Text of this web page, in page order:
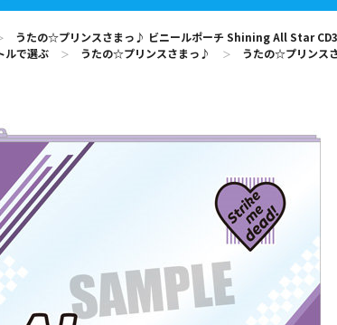
うたの☆プリンスさまっ♪ ビニールポーチ Shining All Star CD3
ルで選ぶ ＞ うたの☆プリンスさまっ♪ ＞ うたの☆プリンス